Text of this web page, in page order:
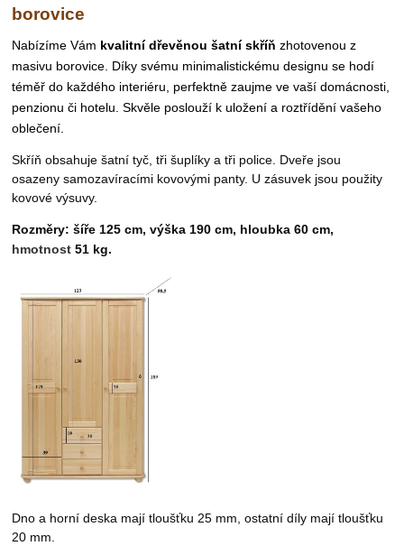
borovice
Nabízíme Vám kvalitní dřevěnou šatnískříň zhotovenou z
masivu borovice. Díky svému minimalistickému designu se hodí
téměř do každého interiéru , perfektně zaujme ve vaší domácnosti,
penzionu či hotelu. Skvěle poslouží k uložení a roztřídění vašeho
oblečení.
Skříň obsahuješatní tyč, tři šuplíky a tři police. Dveře jsou
osazeny samozavíracími kovovými panty. U zásuvek jsou použity
kovové výsuvy.
Rozměry: šíře 125 cm, výška 190 cm, hloubka 60 cm,
hmotnost 51 kg.
Dno a horní deska mají tloušťku 25 mm, ostatní díly mají tloušťku
20 mm.